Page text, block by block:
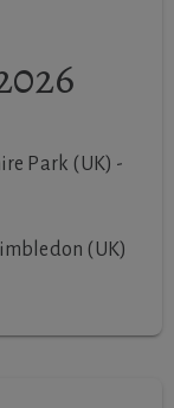
Park (UK) -
(UK)